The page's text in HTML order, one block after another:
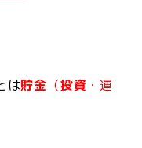
は貯金 （投資 ・運